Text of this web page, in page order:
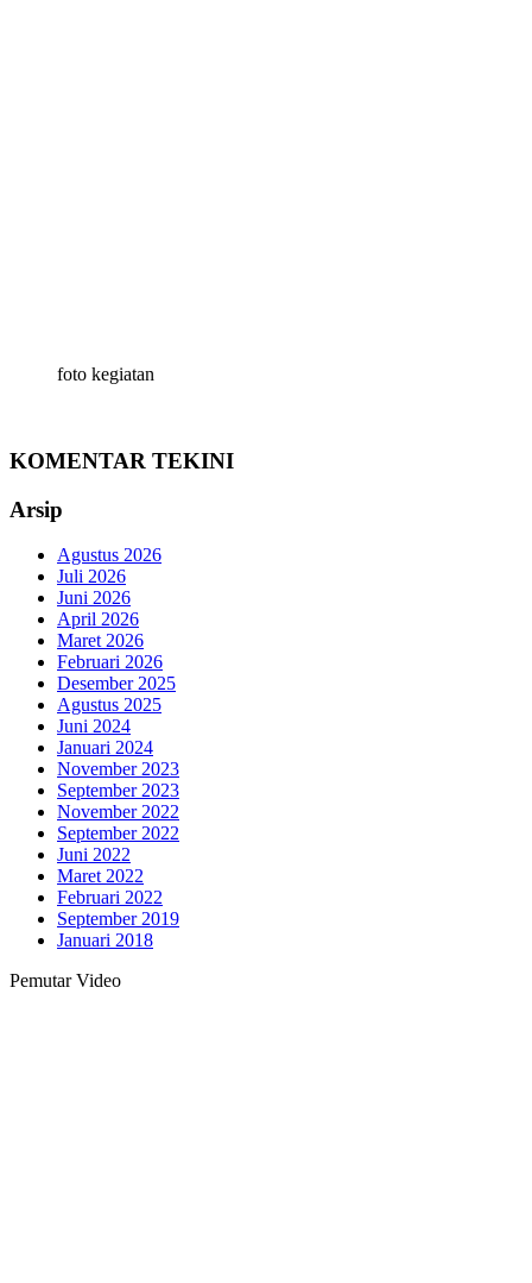
foto kegiatan
KOMENTAR TEKINI
Arsip
Agustus 2026
Juli 2026
Juni 2026
April 2026
Maret 2026
Februari 2026
Desember 2025
Agustus 2025
Juni 2024
Januari 2024
November 2023
September 2023
November 2022
September 2022
Juni 2022
Maret 2022
Februari 2022
September 2019
Januari 2018
Pemutar Video